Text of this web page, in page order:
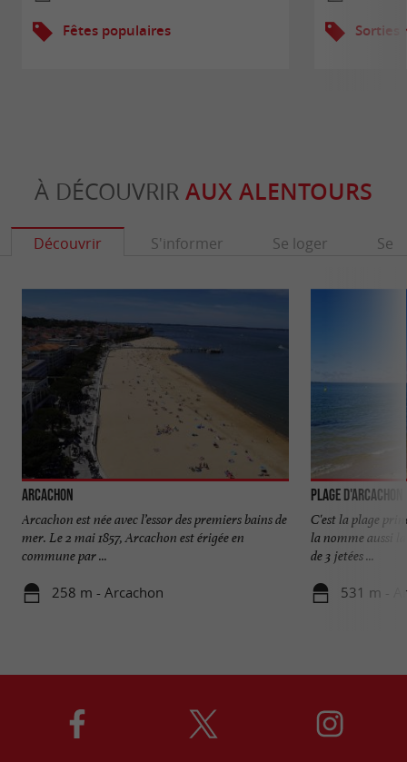
Fêtes populaires Sorties
À DÉCOUVRIR AUX ALENTOURS
Découvrir S'informer Se loger Se
Arcachon
Arcachon est née avec l’essor des premiers bains de
mer. Le 2 mai 1857, Arcachon est érigée en
commune par ...
258 m - Arcachon
Plage d'Arcachon
C'est la plage
la nomme aussi
de 3 jetées ...
531 m -